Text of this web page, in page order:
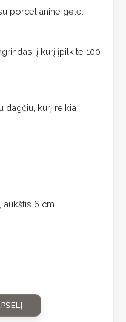
porcelianine gėle.
į kurį įpilkite 100
dagčiu, kurį reikia
aukštis 6 cm